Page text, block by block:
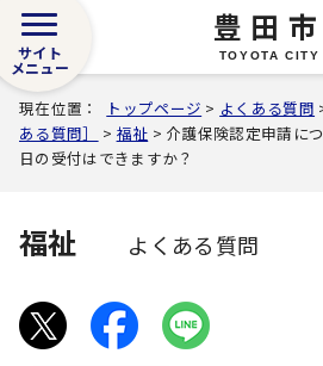
豊田市
TOYOTA CITY
サイト
メニュー
現在位置： トップページ > よくある質問
ある質問］
> 福祉 > 介護保険認定申請に
日の受付はできますか？
福祉 よくある質問